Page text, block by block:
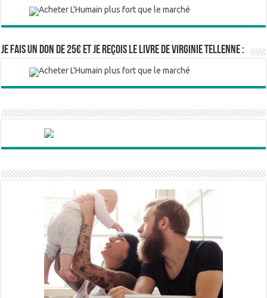
Je fais un don de 25€ et je reçois le livre de Virginie Tellenne :